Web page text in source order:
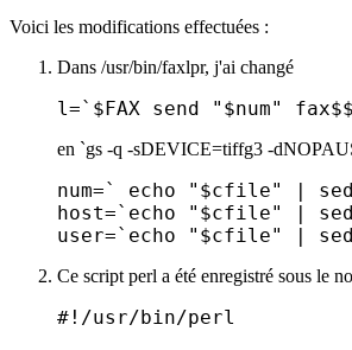
Voici les modifications effectuées :
Dans /usr/bin/faxlpr, j'ai changé
l=`$FAX send "$num"
en `gs -q -sDEVICE=tiffg3 -
num=` echo "$cfile" |
host=`echo "$cfile" |
Ce script perl a été enregistré sous le
#!/usr/bin/perl